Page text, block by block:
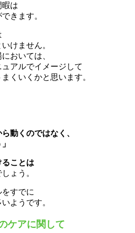
暇は
きます。
けません。
おいては、
アルでイメージして
くいくかと思います。
動くのではなく、
ことは
しょう。
すでに
ようです。
ケアに関して